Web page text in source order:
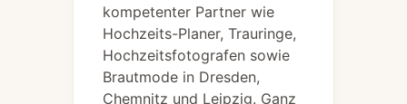
kompetenter Partner wie
Hochzeits-Planer, Trauringe,
Hochzeitsfotografen sowie
Brautmode in Dresden,
Chemnitz und Leipzig. Ganz